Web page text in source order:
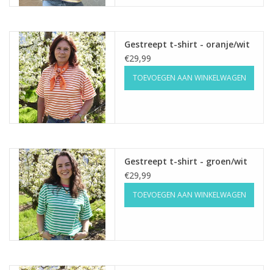
Gestreept t-shirt - oranje/wit
€29,99
TOEVOEGEN AAN WINKELWAGEN
Gestreept t-shirt - groen/wit
€29,99
TOEVOEGEN AAN WINKELWAGEN